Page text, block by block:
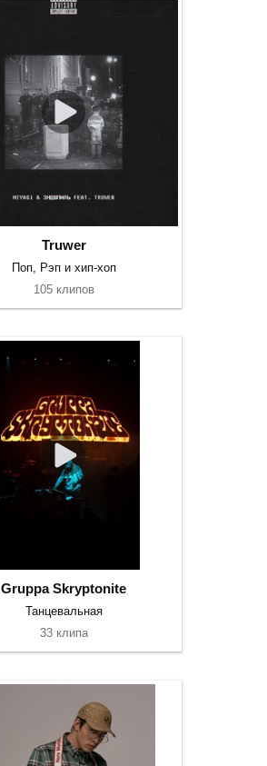
Truwer
Поп, Рэп и хип-хоп
105 клипов
Gruppa Skryptonite
Танцевальная
33 клипа